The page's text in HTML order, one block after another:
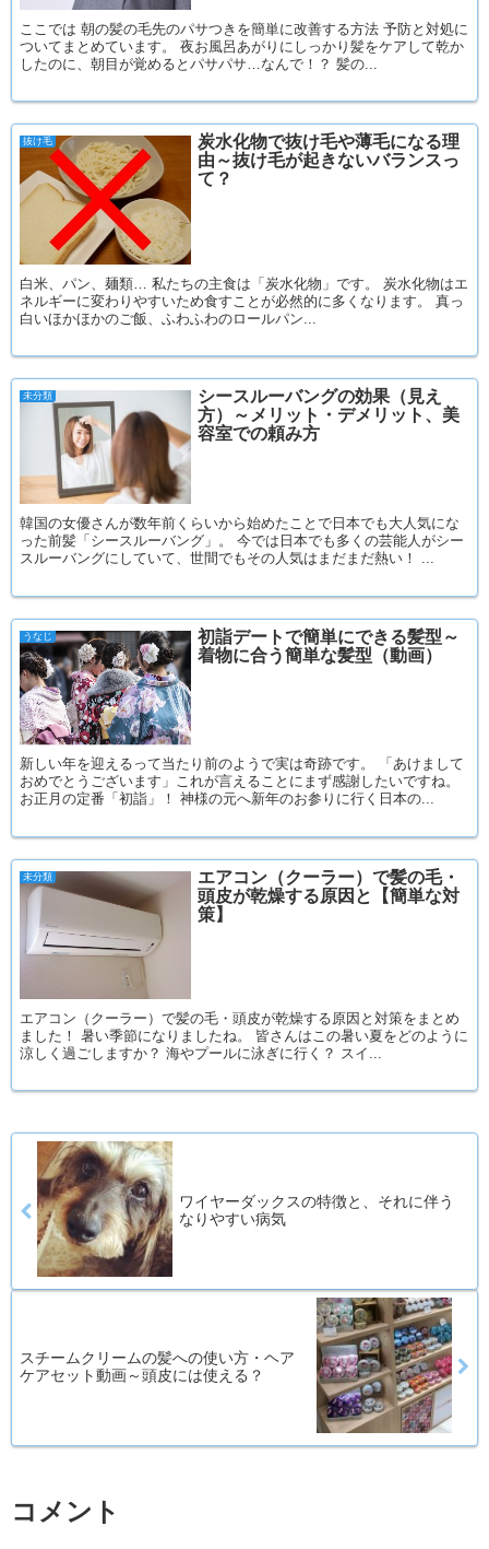
ここでは 朝の髪の毛先のパサつきを簡単に改善する方法 予防と対処に
ついてまとめています。 夜お風呂あがりにしっかり髪をケアして乾か
したのに、朝目が覚めるとパサパサ…なんで！？ 髪の...
抜け毛
炭水化物で抜け毛や薄毛になる理
由～抜け毛が起きないバランスっ
て？
白米、パン、麺類… 私たちの主食は「炭水化物」です。 炭水化物はエ
ネルギーに変わりやすいため食すことが必然的に多くなります。 真っ
白いほかほかのご飯、ふわふわのロールパン...
未分類
シースルーバングの効果（見え
方）～メリット・デメリット、美
容室での頼み方
韓国の女優さんが数年前くらいから始めたことで日本でも大人気にな
った前髪「シースルーバング」。 今では日本でも多くの芸能人がシー
スルーバングにしていて、世間でもその人気はまだまだ熱い！ ...
うなじ
初詣デートで簡単にできる髪型～
着物に合う簡単な髪型（動画）
新しい年を迎えるって当たり前のようで実は奇跡です。 「あけまして
おめでとうございます」これが言えることにまず感謝したいですね。
お正月の定番「初詣」！ 神様の元へ新年のお参りに行く日本の...
未分類
エアコン（クーラー）で髪の毛・
頭皮が乾燥する原因と【簡単な対
策】
エアコン（クーラー）で髪の毛・頭皮が乾燥する原因と対策をまとめ
ました！ 暑い季節になりましたね。 皆さんはこの暑い夏をどのように
涼しく過ごしますか？ 海やプールに泳ぎに行く？ スイ...
ワイヤーダックスの特徴と、それに伴う
なりやすい病気
スチームクリームの髪への使い方・ヘア
ケアセット動画～頭皮には使える？
コメント